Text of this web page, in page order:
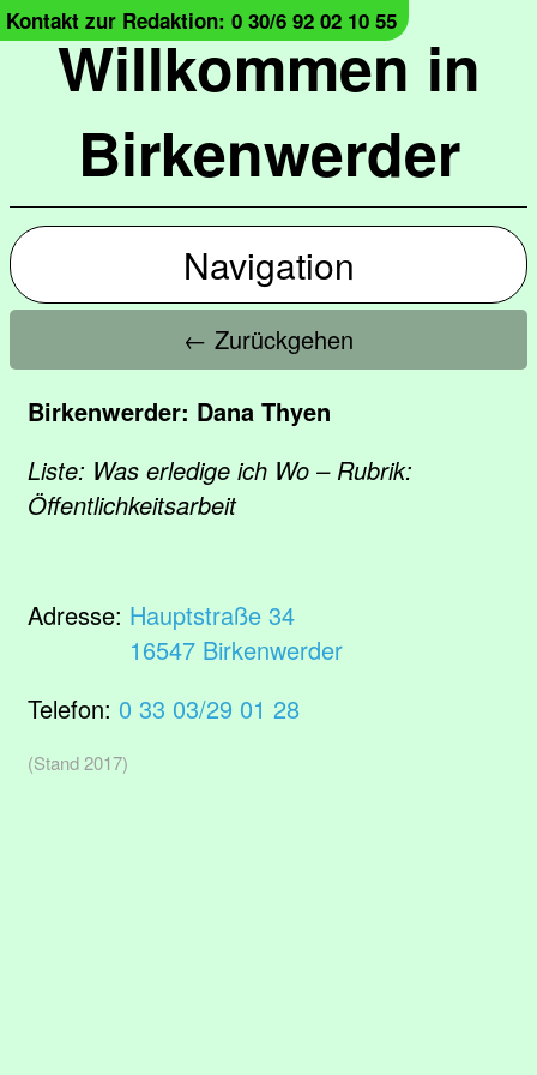
Willkommen in
Birkenwerder
Kontakt zur Redaktion: 0 30/6 92 02 10 55
Navigation
← Zurückgehen
Birkenwerder: Dana Thyen
Liste: Was erledige ich Wo – Rubrik:
Öffentlichkeitsarbeit
Adresse: Hauptstraße 34
16547 Birkenwerder
Telefon: 0 33 03/29 01 28
(Stand 2017)